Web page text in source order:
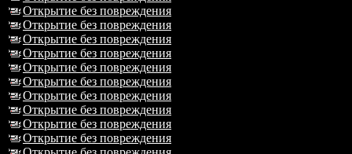
Открытие без повреждения
Открытие без повреждения
Открытие без повреждения
Открытие без повреждения
Открытие без повреждения
Открытие без повреждения
Открытие без повреждения
Открытие без повреждения
Открытие без повреждения
Открытие без повреждения